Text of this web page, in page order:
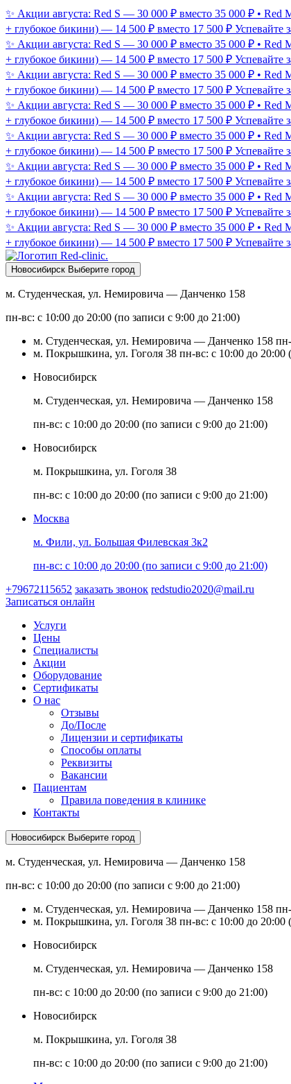
✨ Акции августа: Red S — 30 000 ₽ вместо 35 000 ₽ •
+ глубокое бикини) — 14 500 ₽ вместо 17 500 ₽ Успевайте
✨ Акции августа: Red S — 30 000 ₽ вместо 35 000 ₽ •
+ глубокое бикини) — 14 500 ₽ вместо 17 500 ₽ Успевайте
✨ Акции августа: Red S — 30 000 ₽ вместо 35 000 ₽ •
+ глубокое бикини) — 14 500 ₽ вместо 17 500 ₽ Успевайте
✨ Акции августа: Red S — 30 000 ₽ вместо 35 000 ₽ •
+ глубокое бикини) — 14 500 ₽ вместо 17 500 ₽ Успевайте
✨ Акции августа: Red S — 30 000 ₽ вместо 35 000 ₽ •
+ глубокое бикини) — 14 500 ₽ вместо 17 500 ₽ Успевайте
✨ Акции августа: Red S — 30 000 ₽ вместо 35 000 ₽ •
+ глубокое бикини) — 14 500 ₽ вместо 17 500 ₽ Успевайте
✨ Акции августа: Red S — 30 000 ₽ вместо 35 000 ₽ •
+ глубокое бикини) — 14 500 ₽ вместо 17 500 ₽ Успевайте
✨ Акции августа: Red S — 30 000 ₽ вместо 35 000 ₽ •
+ глубокое бикини) — 14 500 ₽ вместо 17 500 ₽ Успевайте
Новосибирск Выберите город
м. Студенческая, ул. Немировича — Данченко 158
пн-вс: с 10:00 до 20:00 (по записи с 9:00 до 21:00)
м. Студенческая, ул. Немировича — Данченко 158
м. Покрышкина, ул. Гоголя 38 пн-вс: с 10:00 до 20:00
Новосибирск
м. Студенческая, ул. Немировича — Данченко 158
пн-вс: с 10:00 до 20:00 (по записи с 9:00 до 21:00)
Новосибирск
м. Покрышкина, ул. Гоголя 38
пн-вс: с 10:00 до 20:00 (по записи с 9:00 до 21:00)
Москва
м. Фили, ул. Большая Филевская 3к2
пн-вс: с 10:00 до 20:00 (по записи с 9:00 до 21:00)
+79672115652 заказать звонок redstudio2020@mail.ru
Записаться онлайн
Услуги
Цены
Специалисты
Акции
Оборудование
Сертификаты
О нас
Отзывы
До/После
Лицензии и сертификаты
Способы оплаты
Реквизиты
Вакансии
Пациентам
Правила поведения в клинике
Контакты
Новосибирск Выберите город
м. Студенческая, ул. Немировича — Данченко 158
пн-вс: с 10:00 до 20:00 (по записи с 9:00 до 21:00)
м. Студенческая, ул. Немировича — Данченко 158
м. Покрышкина, ул. Гоголя 38 пн-вс: с 10:00 до 20:00
Новосибирск
м. Студенческая, ул. Немировича — Данченко 158
пн-вс: с 10:00 до 20:00 (по записи с 9:00 до 21:00)
Новосибирск
м. Покрышкина, ул. Гоголя 38
пн-вс: с 10:00 до 20:00 (по записи с 9:00 до 21:00)